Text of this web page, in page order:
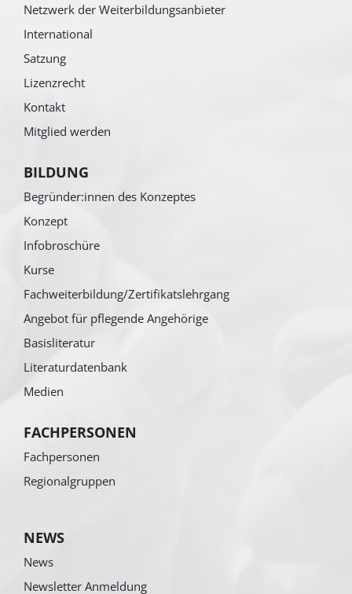
Netzwerk der Weiterbildungsanbieter
International
Satzung
Lizenzrecht
Kontakt
Mitglied werden
BILDUNG
Begründer:innen des Konzeptes
Konzept
Infobroschüre
Kurse
Fachweiterbildung/Zertifikatslehrgang
Angebot für pflegende Angehörige
Basisliteratur
Literaturdatenbank
Medien
FACHPERSONEN
Fachpersonen
Regionalgruppen
NEWS
News
Newsletter Anmeldung